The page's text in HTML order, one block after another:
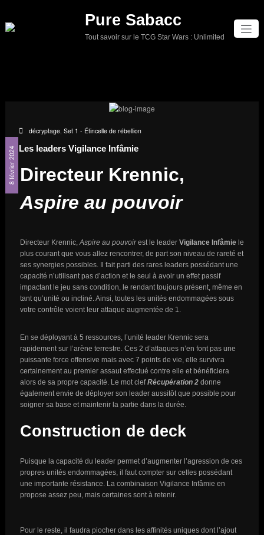
contenu
Pure Sabacc
Tout savoir sur le TCG Star Wars : Unlimited
8 février 2024
décryptage, Set 1 - Étincelle de rébellion
Les leaders Vigilance Infâmie
Directeur Krennic,
Aspire au pouvoir
Directeur Krennic, Aspire au pouvoirest le leader Vigilance Infâmiele
plus courant que vous allez rencontrer, de part son niveau de rareté et
ses synergies possibles. Il fait parti des rares leaders possédant une
capacité n’utilisant pas d’action et le seul à avoir un effet passif
impactant le jeu sans condition, le rendant toujours présent, même en
tant qu’unité ou incliné. Ainsi, toutes les unités endommagées sous
votre contrôle voient leur attaque augmentée de 1.
En se déployant à 5 ressources, l’unité leader Krennic sera
rapidement sur l’arène terrestre. Ces 2 d’attaques n’en font pas une
puissante force offensive mais avec 7 points de vie, elle survivra
certainement au premier assaut effectué contre elle et bénéficiera
alors de sa propre capacité. Le mot clefRécupération 2donne
également envie de déployer son leader aussitôt que possible pour
soigner sa base et maintenir la partie dans la durée.
Construction de deck
Puisque la capacité du leader permet d’augmenter l’agression de ces
propres unités endommagées, il faut compter sur celles possédant
une importante résistance. La combinaison Vigilance Infâmie en
propose assez peu, mais certaines sont à retenir.
Pour le reste, il faudra piocher dans les affinités uniques dont l’ajout